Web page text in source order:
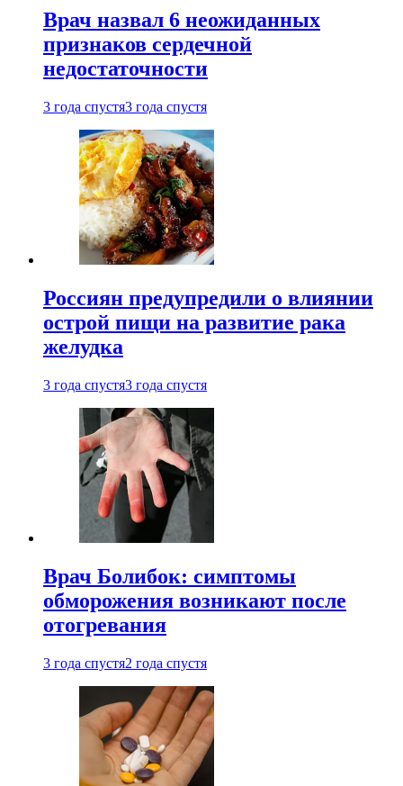
Врач назвал 6 неожиданных
признаков сердечной
недостаточности
3 года спустя3 года спустя
Россиян предупредили о влиянии
острой пищи на развитие рака
желудка
3 года спустя3 года спустя
Врач Болибок: симптомы
обморожения возникают после
отогревания
3 года спустя2 года спустя